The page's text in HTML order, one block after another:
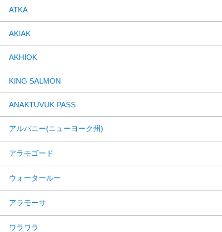
ATKA
AKIAK
AKHIOK
KING SALMON
ANAKTUVUK PASS
アルバニー(ニューヨーク州)
アラモゴード
ウォータールー
アラモーサ
ワラワラ